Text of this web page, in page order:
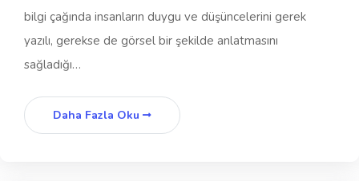
bilgi çağında insanların duygu ve düşüncelerini gerek
yazılı, gerekse de görsel bir şekilde anlatmasını
sağladığı…
Daha Fazla Oku